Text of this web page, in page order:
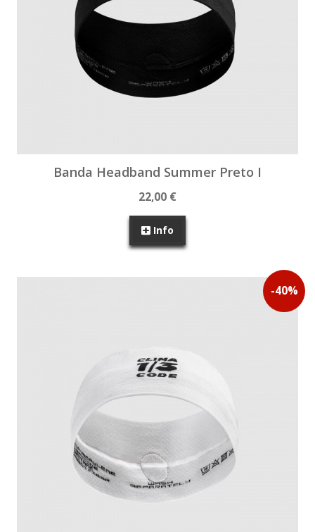
Banda Headband Summer Preto I
22,00 €
Info
-40%